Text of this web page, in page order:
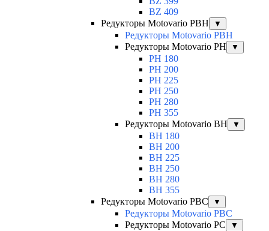
BZ 409
Редукторы Motovario PBH
▼
Редукторы Motovario PBH
Редукторы Motovario PH
▼
PH 180
PH 200
PH 225
PH 250
PH 280
PH 355
Редукторы Motovario BH
▼
BH 180
BH 200
BH 225
BH 250
BH 280
BH 355
Редукторы Motovario PBC
▼
Редукторы Motovario PBC
Редукторы Motovario PC
▼